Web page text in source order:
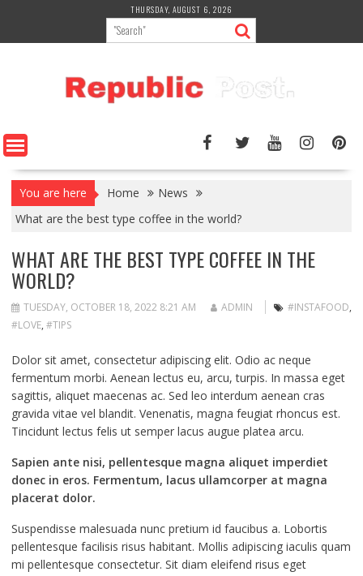
content
THURSDAY, AUGUST 6, 2026
You are here Home
News
What are the best type coffee in the world?
WHAT ARE THE BEST TYPE COFFEE IN THE
WORLD?
TUESDAY, OCTOBER 18, 2022 8:21 AM ADMIN #INSTAFOOD,
#LOVE, #TIPS
Dolor sit amet, consectetur adipiscing elit. Odio ac neque
fermentum morbi. Aenean lectus eu, arcu, turpis. In massa eget
sagittis, aliquet maecenas ac. Sed leo interdum aenean cras
gravida vitae vel blandit. Venenatis, magna feugiat rhoncus est.
Tincidunt lectus felis ut semper lacus augue platea arcu.
Sapien ante nisi, pellentesque magna aliquet imperdiet
donec in eros. Fermentum, lacus ullamcorper at magna
placerat dolor.
Suspendisse malesuada nunc pretium id faucibus a. Lobortis
pellentesque facilisis risus habitant. Mollis adipiscing iaculis quam
mi pellentesque consectetur. Sit diam eleifend risus eget